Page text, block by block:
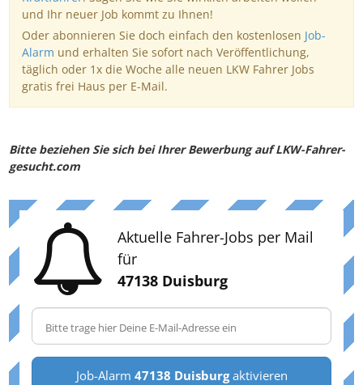
und Ihr neuer Job kommt zu Ihnen!
Oder abonnieren Sie doch einfach den kostenlosen Job-
Alarm und erhalten Sie sofort nach Veröffentlichung,
täglich oder 1x die Woche alle neuen LKW Fahrer Jobs
gratis frei Haus per E-Mail.
Bitte beziehen Sie sich bei Ihrer Bewerbung auf LKW-Fahrer-
gesucht.com
Aktuelle Fahrer-Jobs per Mail
für
47138 Duisburg
Job-Alarm 47138 Duisburgaktivieren